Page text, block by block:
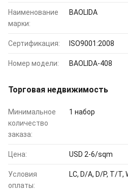
Наименование
марки:
BAOLIDA
Сертификация: ISO9001:2008
Номер модели: BAOLIDA-408
Торговая недвижимость
Минимальное
количество
заказа:
1 набор
Цена: USD 2-6/sqm
Условия
оплаты:
LC, D/A, D/P, T/T,